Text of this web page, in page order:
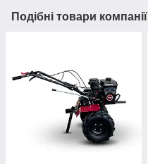
Подібні товари компанії